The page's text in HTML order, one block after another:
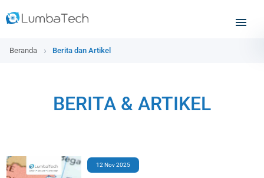
Beranda Berita dan Artikel
BERITA & ARTIKEL
12 Nov 2025